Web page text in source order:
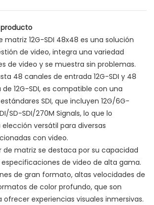
producto
matriz 12G-SDI 48x48 es una solución
de video, integra una variedad
de video y se muestra sin problemas.
48 canales de entrada 12G-SDI y 48
12G-SDI, es compatible con una
SDI, que incluyen 12G/6G-
SD-SDI/270M Signals, lo que lo
versátil para diversas
con video.
de matriz se destaca por su capacidad
de video de alta gama.
de gran formato, altas velocidades de
de color profundo, que son
experiencias visuales inmersivas.